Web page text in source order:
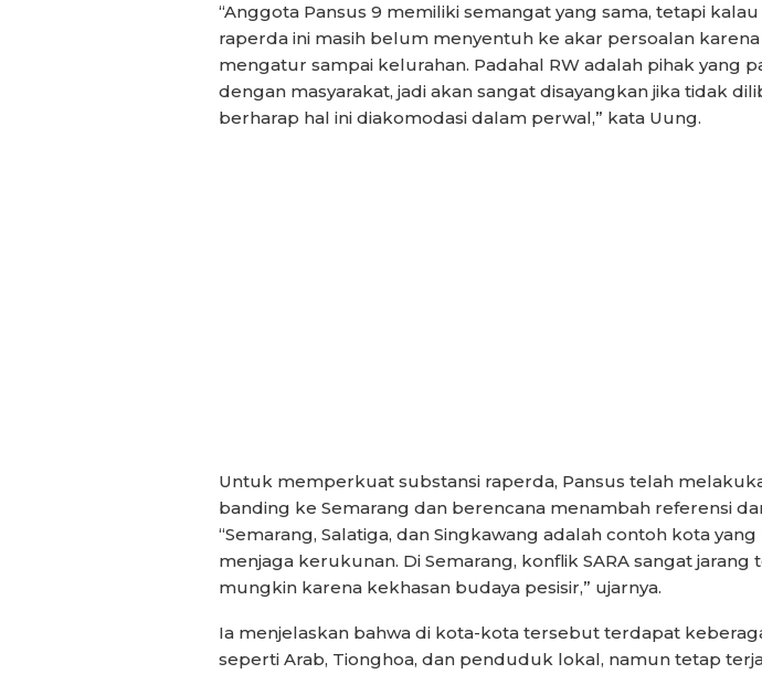
“Anggota Pansus 9 memiliki semangat yang sama, tetapi
raperda ini masih belum menyentuh ke akar persoalan karena
mengatur sampai kelurahan. Padahal RW adalah pihak yang
dengan masyarakat, jadi akan sangat disayangkan jika tidak
berharap hal ini diakomodasi dalam perwal,” kata Uung.
Untuk memperkuat substansi raperda, Pansus telah
banding ke Semarang dan berencana menambah referensi
“Semarang, Salatiga, dan Singkawang adalah contoh kota
menjaga kerukunan. Di Semarang, konflik SARA sangat jarang
mungkin karena kekhasan budaya pesisir,” ujarnya.
Ia menjelaskan bahwa di kota-kota tersebut terdapat
seperti Arab, Tionghoa, dan penduduk lokal, namun tetap